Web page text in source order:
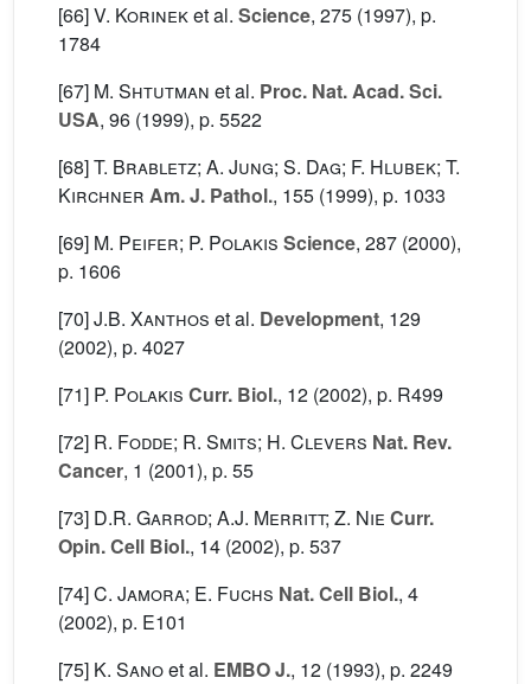
[66]V. Korineket al. Science, 275 (1997), p.
1784
[67] M. Shtutman et al. Proc. Nat. Acad. Sci.
USA, 96 (1999), p. 5522
[68]T. Brabletz; A. Jung; S. Dag; F. Hlubek; T.
Kirchner Am. J. Pathol., 155 (1999), p. 1033
[69] M. Peifer; P. Polakis Science, 287 (2000),
p. 1606
[70]J.B. Xanthos et al. Development, 129
(2002), p. 4027
[71] P. Polakis Curr. Biol., 12 (2002), p. R499
[72] R. Fodde; R. Smits; H. Clevers Nat. Rev.
Cancer, 1 (2001), p. 55
[73] D.R. Garrod; A.J. Merritt; Z. Nie Curr.
Opin. Cell Biol., 14 (2002), p. 537
[74]C. Jamora; E. Fuchs Nat. Cell Biol., 4
(2002), p. E101
[75] K. Sanoet al. EMBO J., 12 (1993), p. 2249